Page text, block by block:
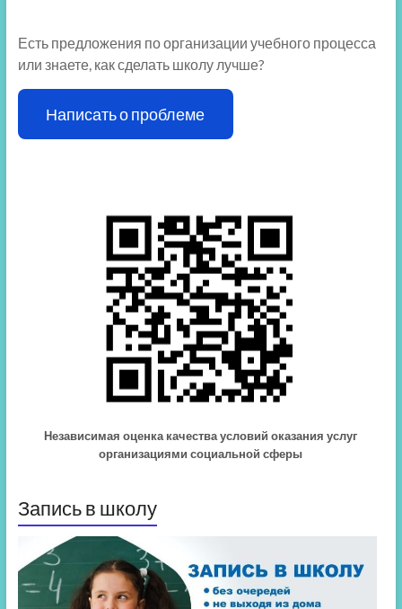
Есть предложения по организации учебного процесса
или знаете, как сделать школу лучше?
Написать о проблеме
Независимая оценка качества условий оказания услуг
организациями социальной сферы
Запись в школу